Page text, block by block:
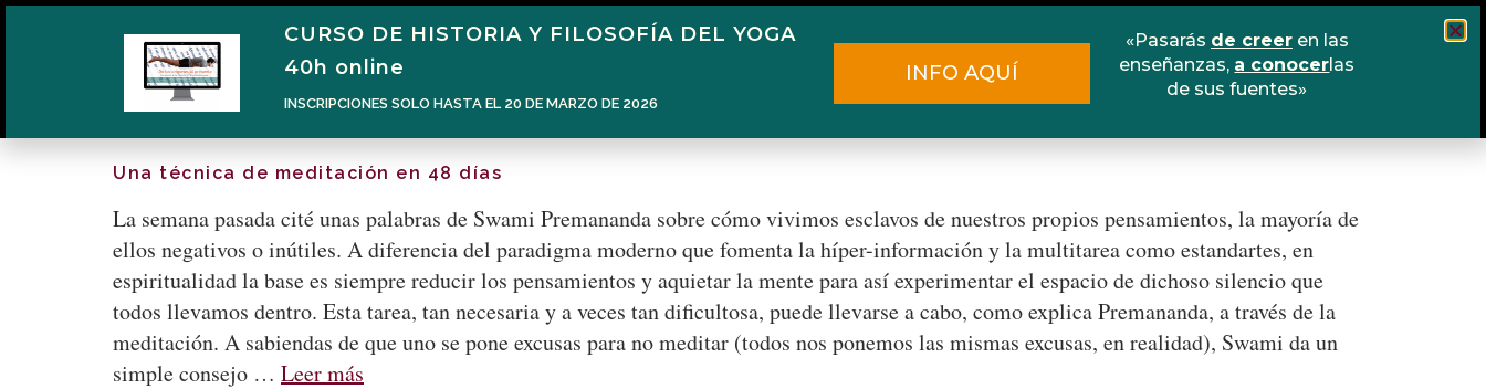
Narén Herrero Blog Cursos Escuela online
Una técnica de meditación en 48 días
La semana pasada cité unas palabras de Swami Premananda sobre cómo vivimos esclavos de nuestros propios pensamientos, la mayoría de
ellos negativos o inútiles. A diferencia del paradigma moderno que fomenta la híper-información y la multitarea como estandartes, en
espiritualidad la base es siempre reducir los pensamientos y aquietar la mente para así experimentar el espacio de dichoso silencio que
todos llevamos dentro. Esta tarea, tan necesaria y a veces tan dificultosa, puede llevarse a cabo, como explica Premananda, a través de la
meditación. A sabiendas de que uno se pone excusas para no meditar (todos nos ponemos las mismas excusas, en realidad), Swami da un
simple consejo … Leer más
CURSO DE HISTORIA Y FILOSOFÍA DEL YOGA
40h online
INSCRIPCIONES SOLO HASTA EL 20 DE MARZO DE 2026
INFO AQUÍ
«Pasarás de creeren las
enseñanzas, a conocerlas
de sus fuentes»